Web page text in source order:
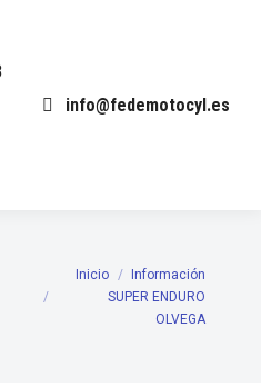
info@fedemotocyl.es
Estás aquí:
Inicio
Información
SUPER ENDURO
OLVEGA